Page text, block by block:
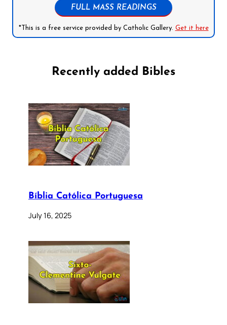
FULL MASS READINGS
*This is a free service provided by Catholic Gallery. Get it here
Recently added Bibles
Bíblia Católica Portuguesa
July 16, 2025